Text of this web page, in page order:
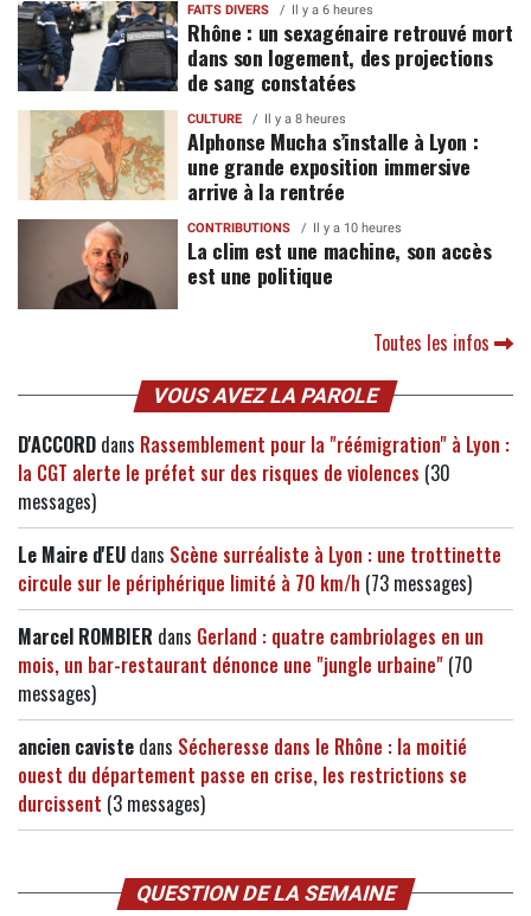
FAITS DIVERS Il y a 6 heures
Rhône : un sexagénaire retrouvé mort
dans son logement, des projections
de sang constatées
CULTURE Il y a 8 heures
Alphonse Mucha s’installe à Lyon :
une grande exposition immersive
arrive à la rentrée
CONTRIBUTIONS Il y a 10 heures
La clim est une machine, son accès
est une politique
Toutes les infos
VOUS AVEZ LA PAROLE
D'ACCORD dans Rassemblement pour la "réémigration" à Lyon :
la CGT alerte le préfet sur des risques de violences (30
messages)
Le Maire d'EU dans Scène surréaliste à Lyon : une trottinette
circule sur le périphérique limité à 70 km/h (73 messages)
Marcel ROMBIER dans Gerland : quatre cambriolages en un
mois, un bar-restaurant dénonce une "jungle urbaine" (70
messages)
ancien caviste dans Sécheresse dans le Rhône : la moitié
ouest du département passe en crise, les restrictions se
durcissent (3 messages)
QUESTION DE LA SEMAINE